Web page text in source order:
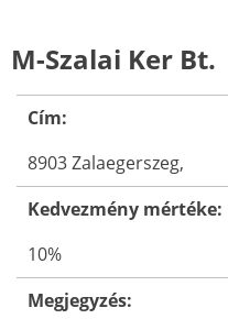
M-Szalai Ker Bt.
Cím:
8903 Zalaegerszeg,
Kedvezmény mértéke:
10%
Megjegyzés: